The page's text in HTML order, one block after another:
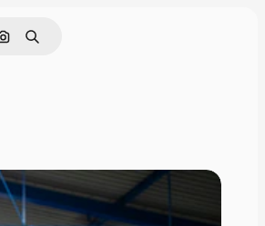
Поиск по изображению
Поиск